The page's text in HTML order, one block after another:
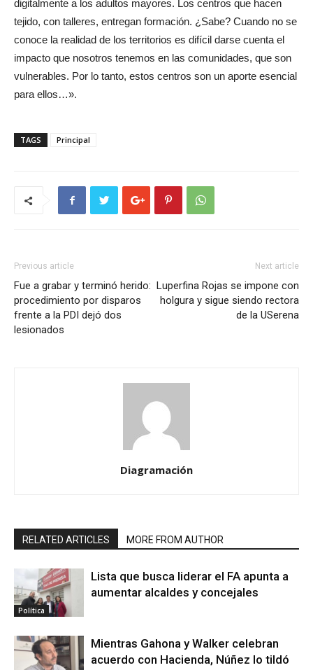
digitalmente a los adultos mayores. Los centros que hacen
tejido, con talleres, entregan formación. ¿Sabe? Cuando no se
conoce la realidad de los territorios es difícil darse cuenta el
impacto que nosotros tenemos en las comunidades, que son
vulnerables. Por lo tanto, estos centros son un aporte esencial
para ellos…».
TAGS Principal
Previous article
Fue a grabar y terminó herido:
procedimiento por disparos
frente a la PDI dejó dos
lesionados
Next article
Luperfina Rojas se impone con
holgura y sigue siendo rectora
de la USerena
Diagramación
RELATED ARTICLES MORE FROM AUTHOR
Política
Lista que busca liderar el FA apunta a
aumentar alcaldes y concejales
Mientras Gahona y Walker celebran
acuerdo con Hacienda, Núñez lo tildó